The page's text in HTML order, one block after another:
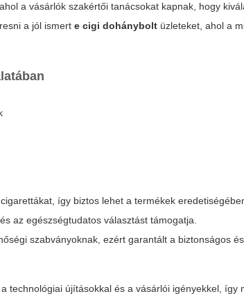
a vásárlók szakértői tanácsokat kapnak, hogy
a jól ismerte cigi dohánybolt üzleteket, ahol a
így biztos lehet a termékek
az egészségtudatos választást támogatja.
szabványoknak, ezért garantált a biztonságos
technológiai újításokkal és a vásárlói igényekkel, így